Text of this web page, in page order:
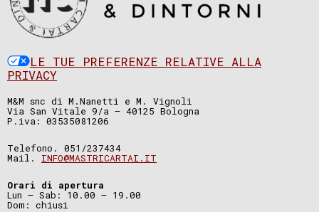
LE TUE PREFERENZE RELATIVE ALLA
PRIVACY
M&M snc di M.Nanetti e M. Vignoli
Via San Vitale 9/a – 40125 Bologna
P.iva: 03535081206
Telefono. 051/237434
Mail. INFO@MASTRICARTAI.IT
Orari di apertura
Lun – Sab: 10.00 – 19.00
Dom: chiusi